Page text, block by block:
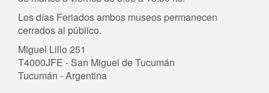
Los días Feriados ambos museos permanecen
cerrados al público.
Miguel Lillo 251
T4000JFE - San Miguel de Tucumán
Tucumán - Argentina